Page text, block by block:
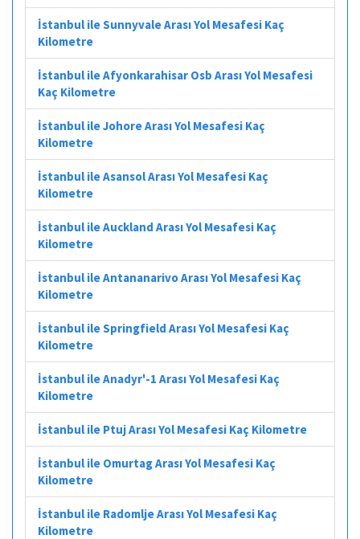
İstanbul ile Sunnyvale Arası Yol Mesafesi Kaç
Kilometre
İstanbul ile Afyonkarahisar Osb Arası Yol Mesafesi
Kaç Kilometre
İstanbul ile Johore Arası Yol Mesafesi Kaç
Kilometre
İstanbul ile Asansol Arası Yol Mesafesi Kaç
Kilometre
İstanbul ile Auckland Arası Yol Mesafesi Kaç
Kilometre
İstanbul ile Antananarivo Arası Yol Mesafesi Kaç
Kilometre
İstanbul ile Springfield Arası Yol Mesafesi Kaç
Kilometre
İstanbul ile Anadyr'-1 Arası Yol Mesafesi Kaç
Kilometre
İstanbul ile Ptuj Arası Yol Mesafesi Kaç Kilometre
İstanbul ile Omurtag Arası Yol Mesafesi Kaç
Kilometre
İstanbul ile Radomlje Arası Yol Mesafesi Kaç
Kilometre